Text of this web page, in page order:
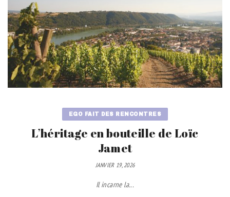
EGO FAIT DES RENCONTRES
L’héritage en bouteille de Loïc
Jamet
JANVIER 19, 2026
Il incarne la...